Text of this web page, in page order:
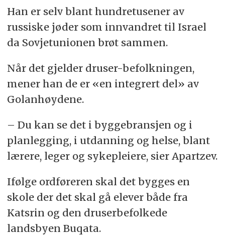
Han er selv blant hundretusener av
russiske jøder som innvandret til Israel
da Sovjetunionen brøt sammen.
Når det gjelder druser-befolkningen,
mener han de er «en integrert del» av
Golanhøydene.
– Du kan se det i byggebransjen og i
planlegging, i utdanning og helse, blant
lærere, leger og sykepleiere, sier Apartzev.
Ifølge ordføreren skal det bygges en
skole der det skal gå elever både fra
Katsrin og den druserbefolkede
landsbyen Buqata.